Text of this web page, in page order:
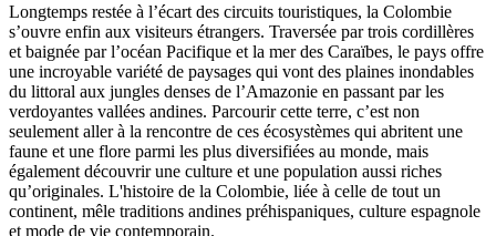
Longtemps restée à l’écart des circuits touristiques, la Colombie
s’ouvre enfin aux visiteurs étrangers. Traversée par trois cordillères
et baignée par l’océan Pacifique et la mer des Caraïbes, le pays offre
une incroyable variété de paysages qui vont des plaines inondables
du littoral aux jungles denses de l’Amazonie en passant par les
verdoyantes vallées andines. Parcourir cette terre, c’est non
seulement aller à la rencontre de ces écosystèmes qui abritent une
faune et une flore parmi les plus diversifiées au monde, mais
également découvrir une culture et une population aussi riches
qu’originales. L'histoire de la Colombie, liée à celle de tout un
continent, mêle traditions andines préhispaniques, culture espagnole
et mode de vie contemporain.